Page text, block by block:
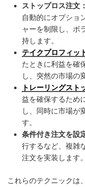
ストップロス注文：
自動的にオプショ
ャーを制限し、ボ
持します。
テイクプロフィッ
たときに利益を確
し、突然の市場の
トレーリングスト
益を確保するため
し、同時に市場が
す。
条件付き注文を設
行するなど、複雑
注文を実装します。
これらのテクニックは